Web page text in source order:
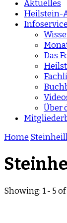
Aktuelles
Heilstein-
Infoservice
Das
Über
Home
Showing: 1 - 5 of